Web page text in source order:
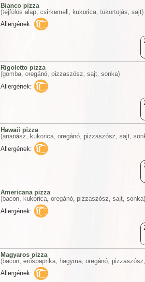
Bianco pizza
(tejfölös alap, csirkemell, kukorica, tükörtojás, sajt)
Allergének:
Rigoletto pizza
(gomba, oregánó, pizzaszósz, sajt, sonka)
Allergének:
Hawaii pizza
(ananász, kukorica, oregánó, pizzaszósz, sajt,
Allergének:
Americana pizza
(bacon, kukorica, oregánó, pizzaszósz, sajt, sonka)
Allergének:
Magyaros pizza
(bacon, erőspaprika, hagyma, oregánó,
Allergének: